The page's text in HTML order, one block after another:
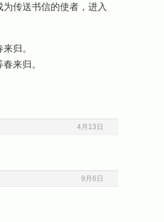
传送书信的使者，进入
归。
来归。
4月13日
9月6日